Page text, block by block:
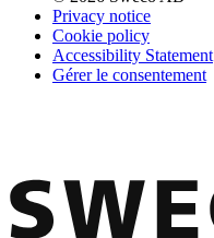
Privacy notice
Cookie policy
Accessibility Statement
Gérer le consentement